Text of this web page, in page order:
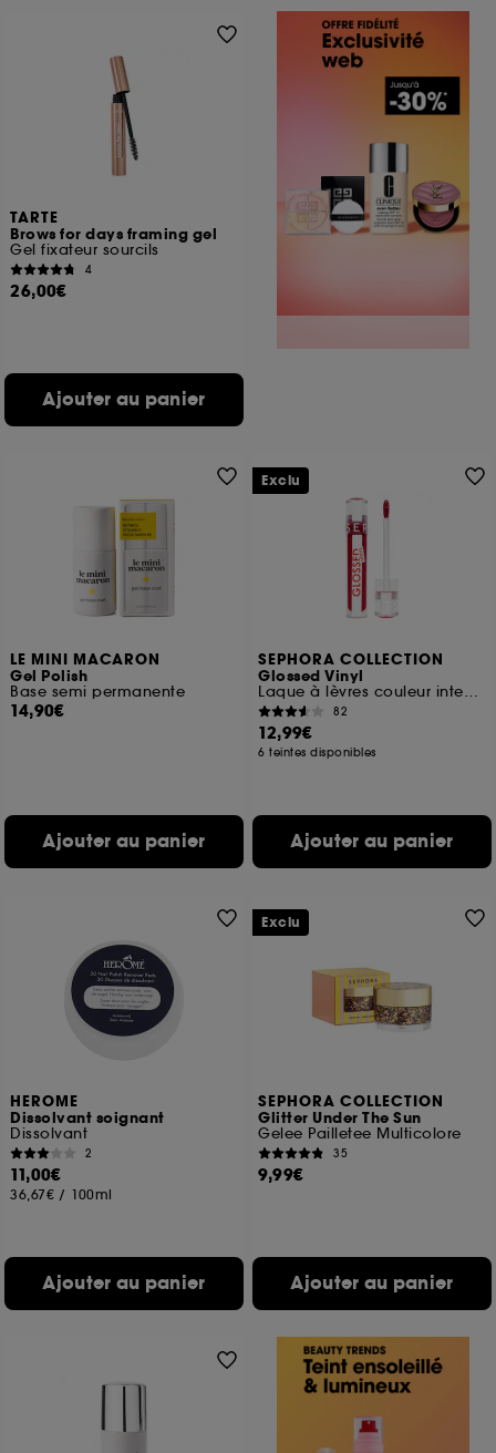
TARTE
Brows for days framing gel
Gel fixateur sourcils
4
26,00€
Ajouter au panier
LE MINI MACARON
Gel Polish
Base semi permanente
14,90€
Ajouter au panier
SEPHORA COLLECTION
Glossed Vinyl
Laque à lèvres couleur intense
82
12,99€
6 teintes disponibles
Ajouter au panier
Exclu
HEROME
Dissolvant soignant
Dissolvant
2
11,00€
36,67€ / 100ml
Ajouter au panier
SEPHORA COLLECTION
Glitter Under The Sun
Gelee Pailletee Multicolore
35
9,99€
Ajouter au panier
Exclu